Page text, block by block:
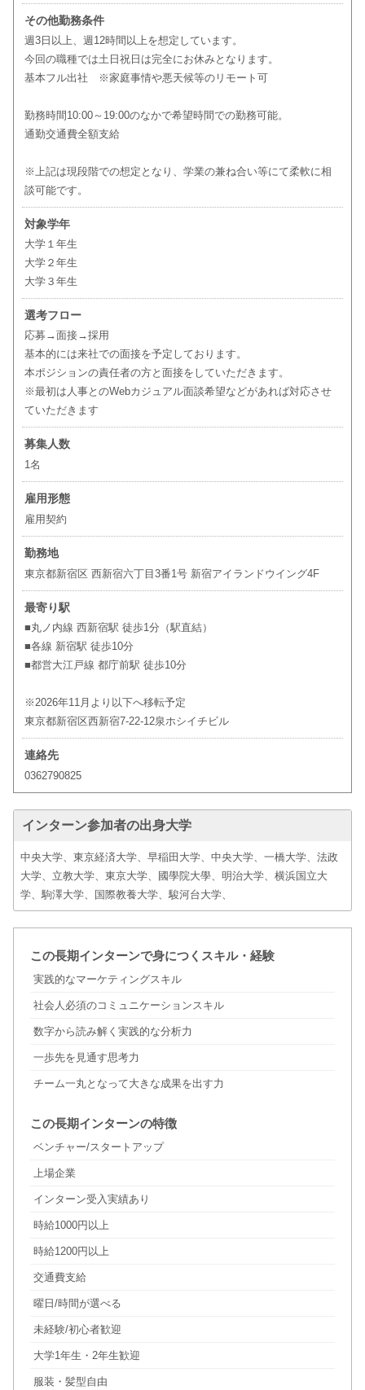
その他勤務条件
週3日以上、週12時間以上を想定しています。
今回の職種では土日祝日は完全にお休みとなります。
基本フル出社 ※家庭事情や悪天候等のリモート可
勤務時間10:00～19:00のなかで希望時間での勤務可能。
通勤交通費全額支給
※上記は現段階での想定となり、学業の兼ね合い等にて柔軟に相
談可能です。
対象学年
大学１年生
大学２年生
大学３年生
選考フロー
応募→面接→採用
基本的には来社での面接を予定しております。
本ポジションの責任者の方と面接をしていただきます。
※最初は人事とのWebカジュアル面談希望などがあれば対応させ
ていただきます
募集人数
1名
雇用形態
雇用契約
勤務地
東京都新宿区 西新宿六丁目3番1号 新宿アイランドウイング4F
最寄り駅
■丸ノ内線 西新宿駅 徒歩1分（駅直結）
■各線 新宿駅 徒歩10分
■都営大江戸線 都庁前駅 徒歩10分
※2026年11月より以下へ移転予定
東京都新宿区西新宿7-22-12泉ホシイチビル
連絡先
0362790825
インターン参加者の出身大学
中央大学、東京経済大学、早稲田大学、中央大学、一橋大学、法政
大学、立教大学、東京大学、國學院大學、明治大学、横浜国立大
学、駒澤大学、国際教養大学、駿河台大学、
この長期インターンで身につくスキル・経験
実践的なマーケティングスキル
社会人必須のコミュニケーションスキル
数字から読み解く実践的な分析力
一歩先を見通す思考力
チーム一丸となって大きな成果を出す力
この長期インターンの特徴
ベンチャー/スタートアップ
上場企業
インターン受入実績あり
時給1000円以上
時給1200円以上
交通費支給
曜日/時間が選べる
未経験/初心者歓迎
大学1年生・2年生歓迎
服装・髪型自由